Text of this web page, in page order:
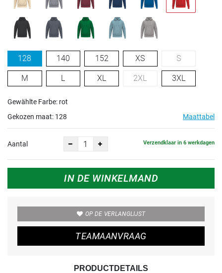
128 140 152 XS S
M L XL 2XL 3XL
Gewählte Farbe: rot
Gekozen maat: 128 Maattabel
Aantal Verzendklaar in 6 werkdagen
IN DE WINKELMAND
OP DE VERLANGLIJST
TEAMAANVRAAG
PRODUCTDETAILS